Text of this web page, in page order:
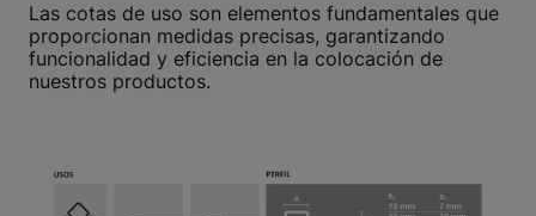
Las cotas de uso son elementos fundamentales que
proporcionan medidas precisas, garantizando
funcionalidad y eficiencia en la colocación de
nuestros productos.